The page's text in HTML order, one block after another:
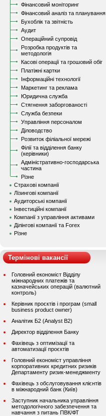
Фінансовий моніторинг
Фінансовий аналіз та планування
Бухоблік та звітність
Аудит
Операційний супровід
Розробка продуктів та
методологія
Касові операції та грошовий обіг
Платіжні картки
Інформаційні технології
Маркетинг та реклама
Юридична служба
Стягнення заборгованості
Служба безпеки
Управління персоналом
Діловодство
Розвиток філіальної мережі
Філії та відділення банку
(керівники)
Адміністративно-господарська
частина
Різне
Страхові компанії
Лізингові компанії
Аудиторські компанії
Інвестиційні компанії
Компанії з управління активами
Ділінгові компанії та Forex
Різне
Термінові вакансії
Головний економіст Відділу
міжнародних платежів та
казначейських операцій (валютний
контроль)
Керівник проєктів і програм (small
business product owner)
Аналітик Б2 (Analyst B2)
Директор відділення Банку
Фахівець з оптимізації та
автоматизації проєктів
Головний економіст управління
корпоративних кредитних ризиків
Департаменту ризик-менеджменту
Фахівець з обслуговування клієнтів
в міжнародний банк (Київ)
Заступник начальника управління
методологічного забезпечення та
навчання з питань ПВК/ФТ